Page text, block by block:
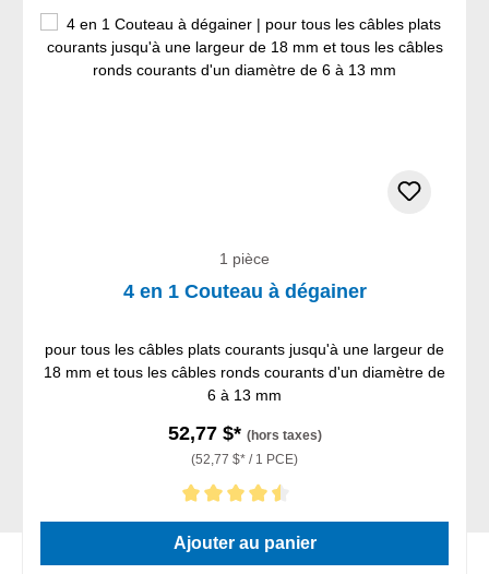
1 pièce
4 en 1 Couteau à dégainer
pour tous les câbles plats courants jusqu'à une largeur de
18 mm et tous les câbles ronds courants d'un diamètre de
6 à 13 mm
52,77 $* (hors taxes)
(52,77 $* / 1 PCE)
Note moyenne de 4.5 sur 5 étoiles
Ajouter au panier